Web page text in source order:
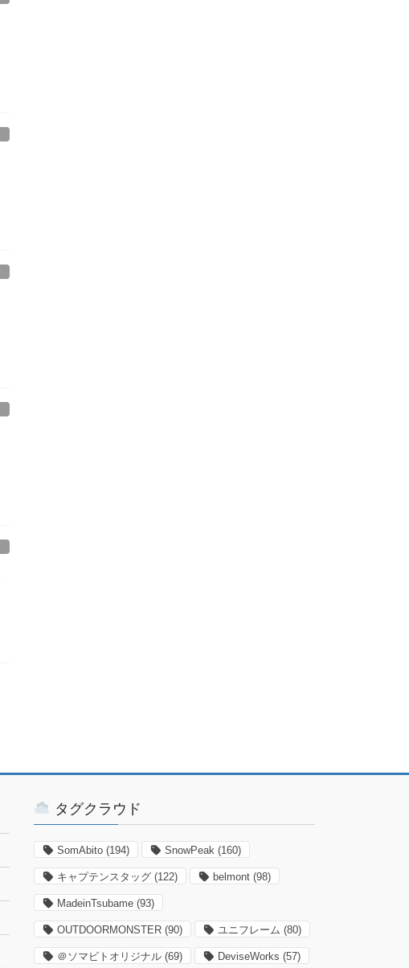
タグクラウド
SomAbito (194) SnowPeak (160)
キャプテンスタッグ (122) belmont (98)
MadeinTsubame (93)
OUTDOORMONSTER (90) ユニフレーム (80)
＠ソマビトオリジナル (69) DeviseWorks (57)